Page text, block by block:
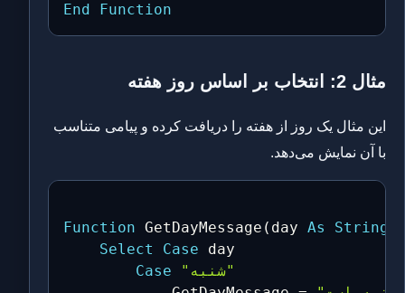
End
Function
مثال 2: انتخاب بر اساس روز هفته
این مثال یک روز از هفته را دریافت کرده و پیامی متناسب
با آن نمایش می‌دهد.
Function GetDayMessage ( day As String
Select
Case day
Case
"شنبه"